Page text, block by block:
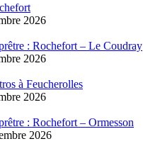
2026
: Rochefort – Le Coudray
2026
à Feucherolles
2026
: Rochefort – Ormesson
2026